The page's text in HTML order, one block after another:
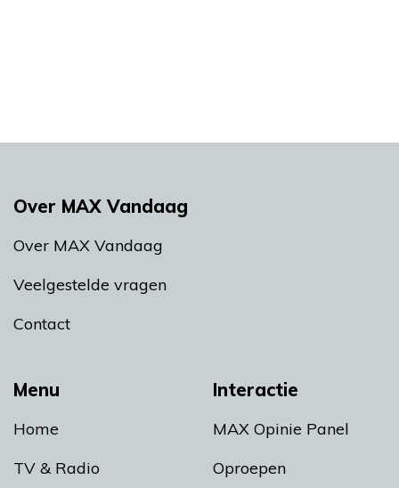
Menu
Home
TV & Radio
Interactie
MAX Opinie Panel
Oproepen
Over MAX Vandaag
Over MAX Vandaag
Veelgestelde vragen
Contact